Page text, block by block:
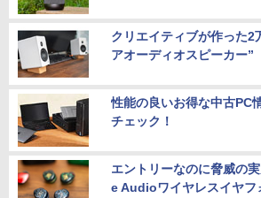
クリエイティブが作った2
アオーディオスピーカー”
性能の良いお得な中古PC
チェック！
エントリーなのに脅威の
e Audioワイヤレスイヤフ